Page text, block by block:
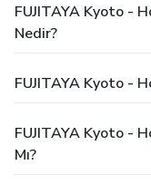
FUJITAYA Kyoto -
Nedir?
FUJITAYA Kyoto -
FUJITAYA Kyoto -
Mı?